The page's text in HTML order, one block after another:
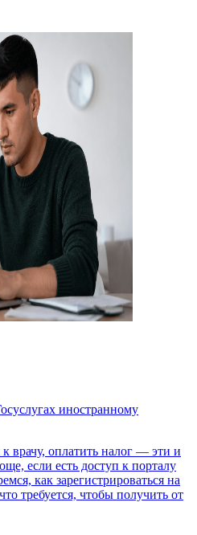
иностранному
к врачу, оплатить налог — эти и
если есть доступ к порталу
как зарегистрироваться на
требуется, чтобы получить от